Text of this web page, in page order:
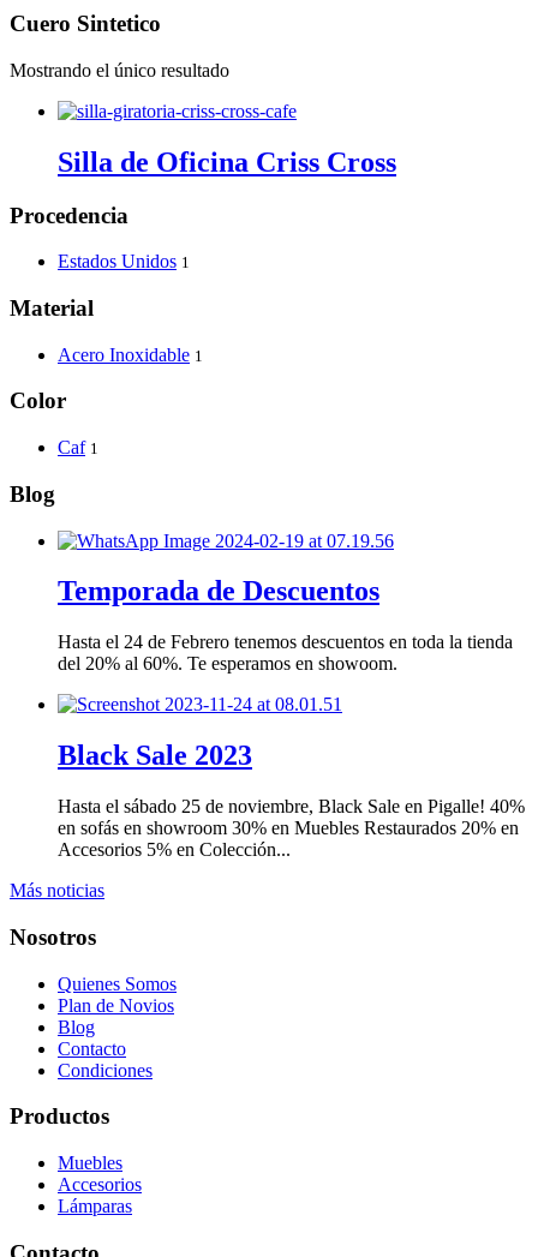
Cuero Sintetico
Mostrando el único resultado
Silla de Oficina Criss Cross
Procedencia
Estados Unidos 1
Material
Acero Inoxidable 1
Color
Caf 1
Blog
Temporada de Descuentos
Hasta el 24 de Febrero tenemos descuentos en toda la tienda
del 20% al 60%. Te esperamos en showoom.
Black Sale 2023
Hasta el sábado 25 de noviembre, Black Sale en Pigalle! 40%
en sofás en showroom 30% en Muebles Restaurados 20% en
Accesorios 5% en Colección...
Más noticias
Nosotros
Quienes Somos
Plan de Novios
Blog
Contacto
Condiciones
Productos
Muebles
Accesorios
Lámparas